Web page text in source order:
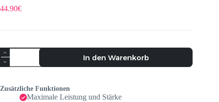
44.90€
In den Warenkorb
Zusätzliche Funktionen
Maximale Leistung und Stärke